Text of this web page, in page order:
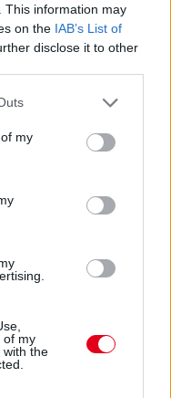
This information may
on the IAB’s List of
disclose it to other
one or more Google
You may click to
third-party tags to
in below Google
my
of my
with the
támadási
megelőzni. De most
elé. Beválni látszik a
végén, de annyira